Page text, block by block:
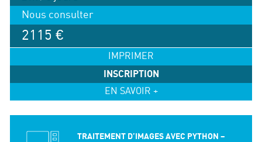
Nous consulter
2115 €
IMPRIMER
INSCRIPTION
EN SAVOIR +
TRAITEMENT D’IMAGES AVEC PYTHON –